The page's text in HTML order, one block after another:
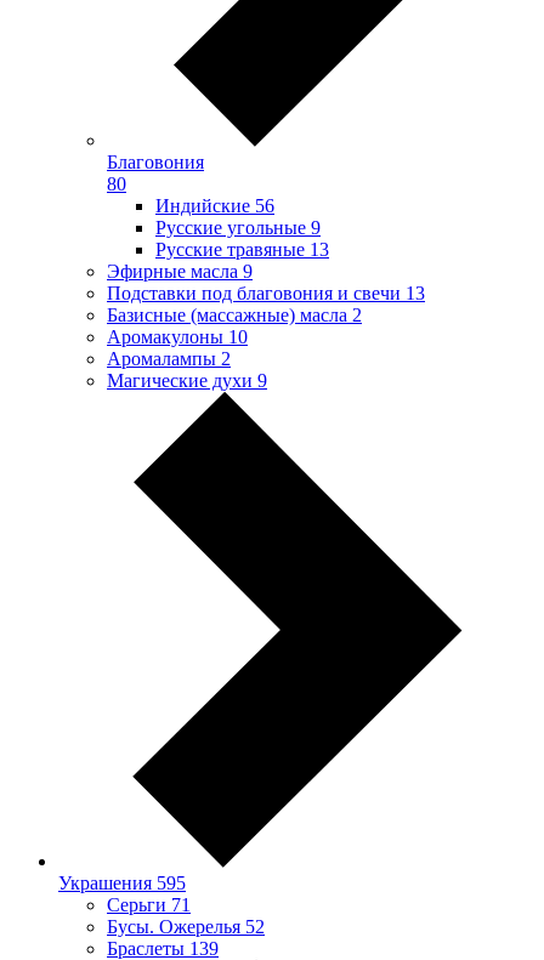
Благовония
80
Индийские 56
Русские угольные 9
Русские травяные 13
Эфирные масла 9
Подставки под благовония и свечи 13
Базисные (массажные) масла 2
Аромакулоны 10
Аромалампы 2
Магические духи 9
Украшения 595
Серьги 71
Бусы. Ожерелья 52
Браслеты 139